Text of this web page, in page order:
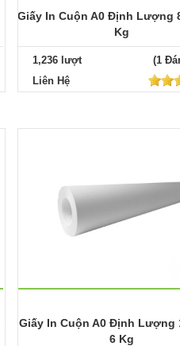
Giấy In Cuộn A0 Định Lượng
Kg
1,236 lượt
(1
Liên Hệ
Giấy In Cuộn A0 Định Lượng
6 Kg